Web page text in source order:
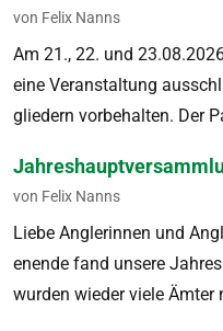
von Felix Nanns
Am 21., 22. und
eine Ver­anstal­tung
gliedern vor­be­hal­ten. Der
von Felix Nanns
Liebe Anglerin­nen und
enende fand unsere
wur­den wieder viele Ämter